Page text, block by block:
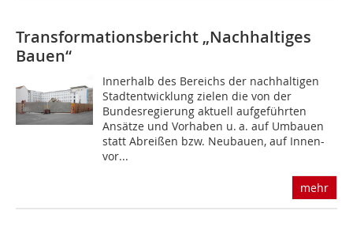
Transformationsbericht „Nachhaltiges
Bauen“
Innerhalb des Bereichs der nachhaltigen
Stadtentwicklung zielen die von der
Bundesregierung aktuell aufgeführten
Ansätze und Vorhaben u. a. auf Umbauen
statt Abreißen bzw. Neubauen, auf Innen-
vor...
mehr